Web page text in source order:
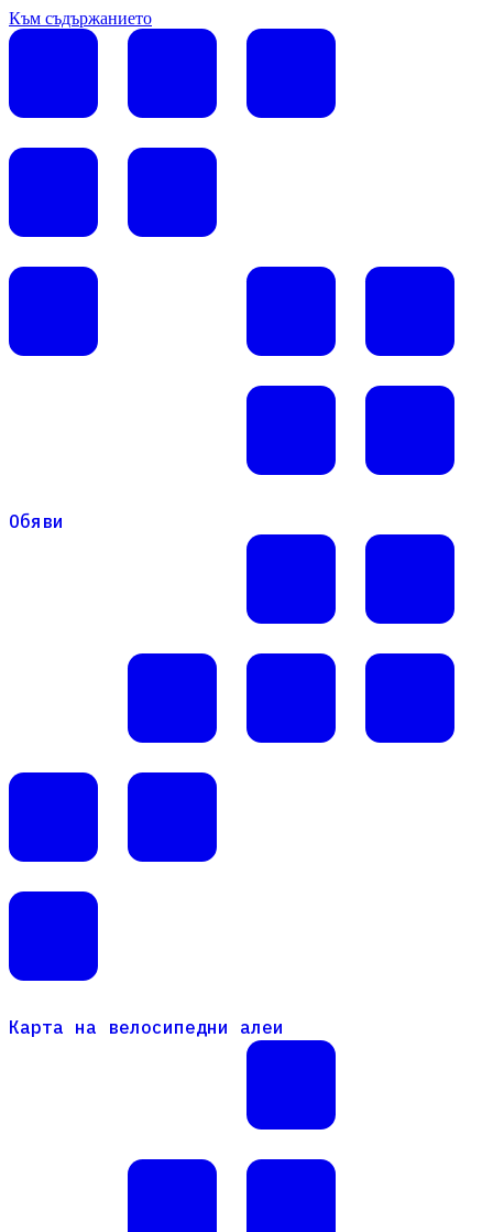
Към съдържанието
Обяви
Карта на велосипедни алеи
Карта на велосипедни алеи